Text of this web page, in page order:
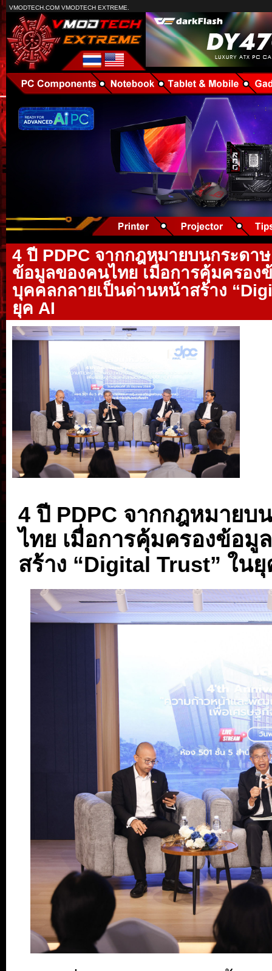
VMODTECH.COM VMODTECH EXTREME.
4 ปี PDPC จากกฎหมายบนกระดา
ข้อมูลของคนไทย เมื่อการคุ้มครอง
บุคคลกลายเป็นด่านหน้าสร้าง
ยุค AI
4 ปี PDPC จากกฎหมาย
ไทย เมื่อการคุ้มครองข้อ
สร้าง “Digital Trust” ใน